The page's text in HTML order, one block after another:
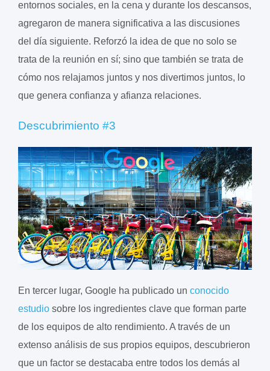
entornos sociales, en la cena y durante los descansos,
agregaron de manera significativa a las discusiones
del día siguiente. Reforzó la idea de que no solo se
trata de la reunión en sí; sino que también se trata de
cómo nos relajamos juntos y nos divertimos juntos, lo
que genera confianza y afianza relaciones.
Descubrimiento #3
En tercer lugar, Google ha publicado un conocido
estudio sobre los ingredientes clave que forman parte
de los equipos de alto rendimiento. A través de un
extenso análisis de sus propios equipos, descubrieron
que un factor se destacaba entre todos los demás al